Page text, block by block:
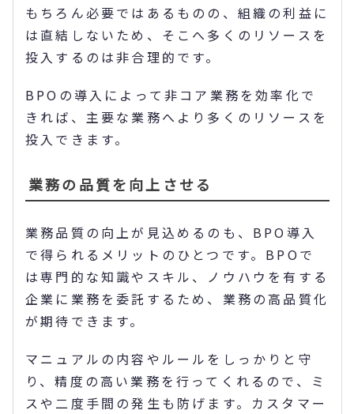
もちろん必要ではあるものの、組織の利益に
は直結しないため、そこへ多くのリソースを
投入するのは非合理的です。
BPOの導入によって非コア業務を効率化で
きれば、主要な業務へより多くのリソースを
投入できます。
業務の品質を向上させる
業務品質の向上が見込めるのも、BPO導入
で得られるメリットのひとつです。BPOで
は専門的な知識やスキル、ノウハウを有する
企業に業務を委託するため、業務の高品質化
が期待できます。
マニュアルの内容やルールをしっかりと守
り、精度の高い業務を行ってくれるので、ミ
スや二度手間の発生も防げます。カスタマー